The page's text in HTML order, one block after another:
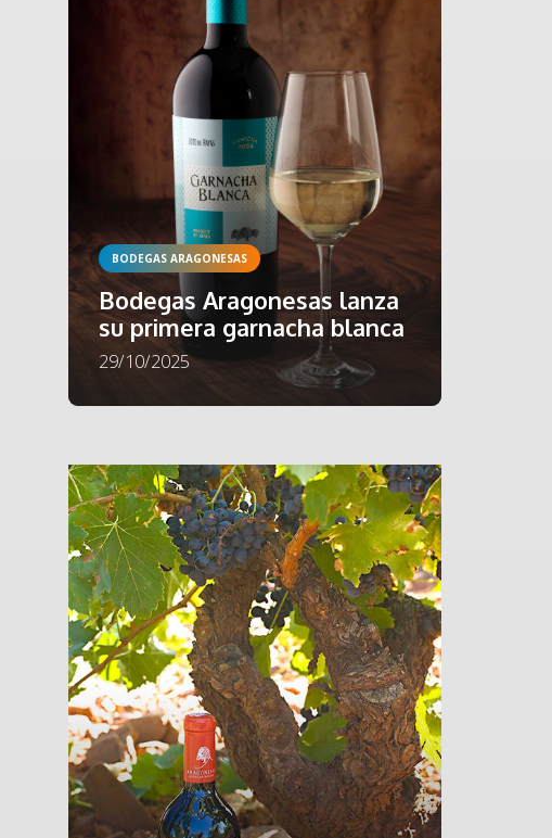
BODEGAS ARAGONESAS
Bodegas Aragonesas lanza
su primera garnacha blanca
29/10/2025